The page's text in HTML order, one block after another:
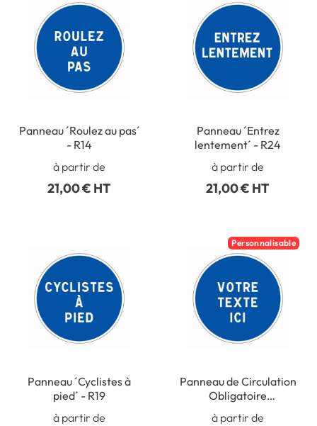
Panneau ´Roulez au pas´
- R14
à partir de
21,00 € HT
Panneau ´Entrez
lentement´ - R24
à partir de
21,00 € HT
Panneau ´Cyclistes à
pied´ - R19
à partir de
Personnalisable
Panneau de Circulation
Obligatoire
à partir de